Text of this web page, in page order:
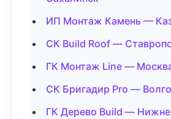
ИП Монтаж Камень —
СК Build Roof —
ГК Монтаж Line —
СК Бригадир Pro —
ГК Дерево Build —